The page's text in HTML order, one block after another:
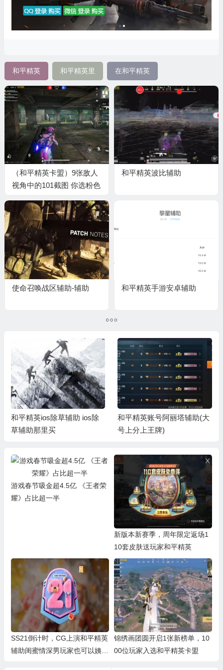
和平精英 和平精英里 在和平精英
（和平精英卡盟）9张敌人
视角中的101截图 你选粉色
和平精英波比辅助
使命召唤战区辅助-辅助 和平精英手游安卓辅助
和平精英账号阿丽塔辅助(大
号上分上王牌)
和平精英卡盟-GJB过检测辅
助(稳定)
游戏春节吸金超4.5亿 《王者荣
耀》占比超一半
新版本新赛季，周年限定返场1
10套皮肤送玩家和平精英
SS21倒计时，CG上演和平精英
辅助闺蜜情深男玩家也可以姨母
锦绣画团圆开启1张新榜单，10
00位玩家入选和平精英卡盟